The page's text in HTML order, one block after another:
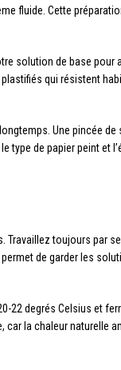
fluide. Cette
solution de base pour
qui résistent
Une pincée de
type de papier peint et
Travaillez toujours par
de garder les
22 degrés Celsius et
car la chaleur naturelle